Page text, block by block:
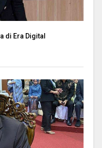
di Era Digital